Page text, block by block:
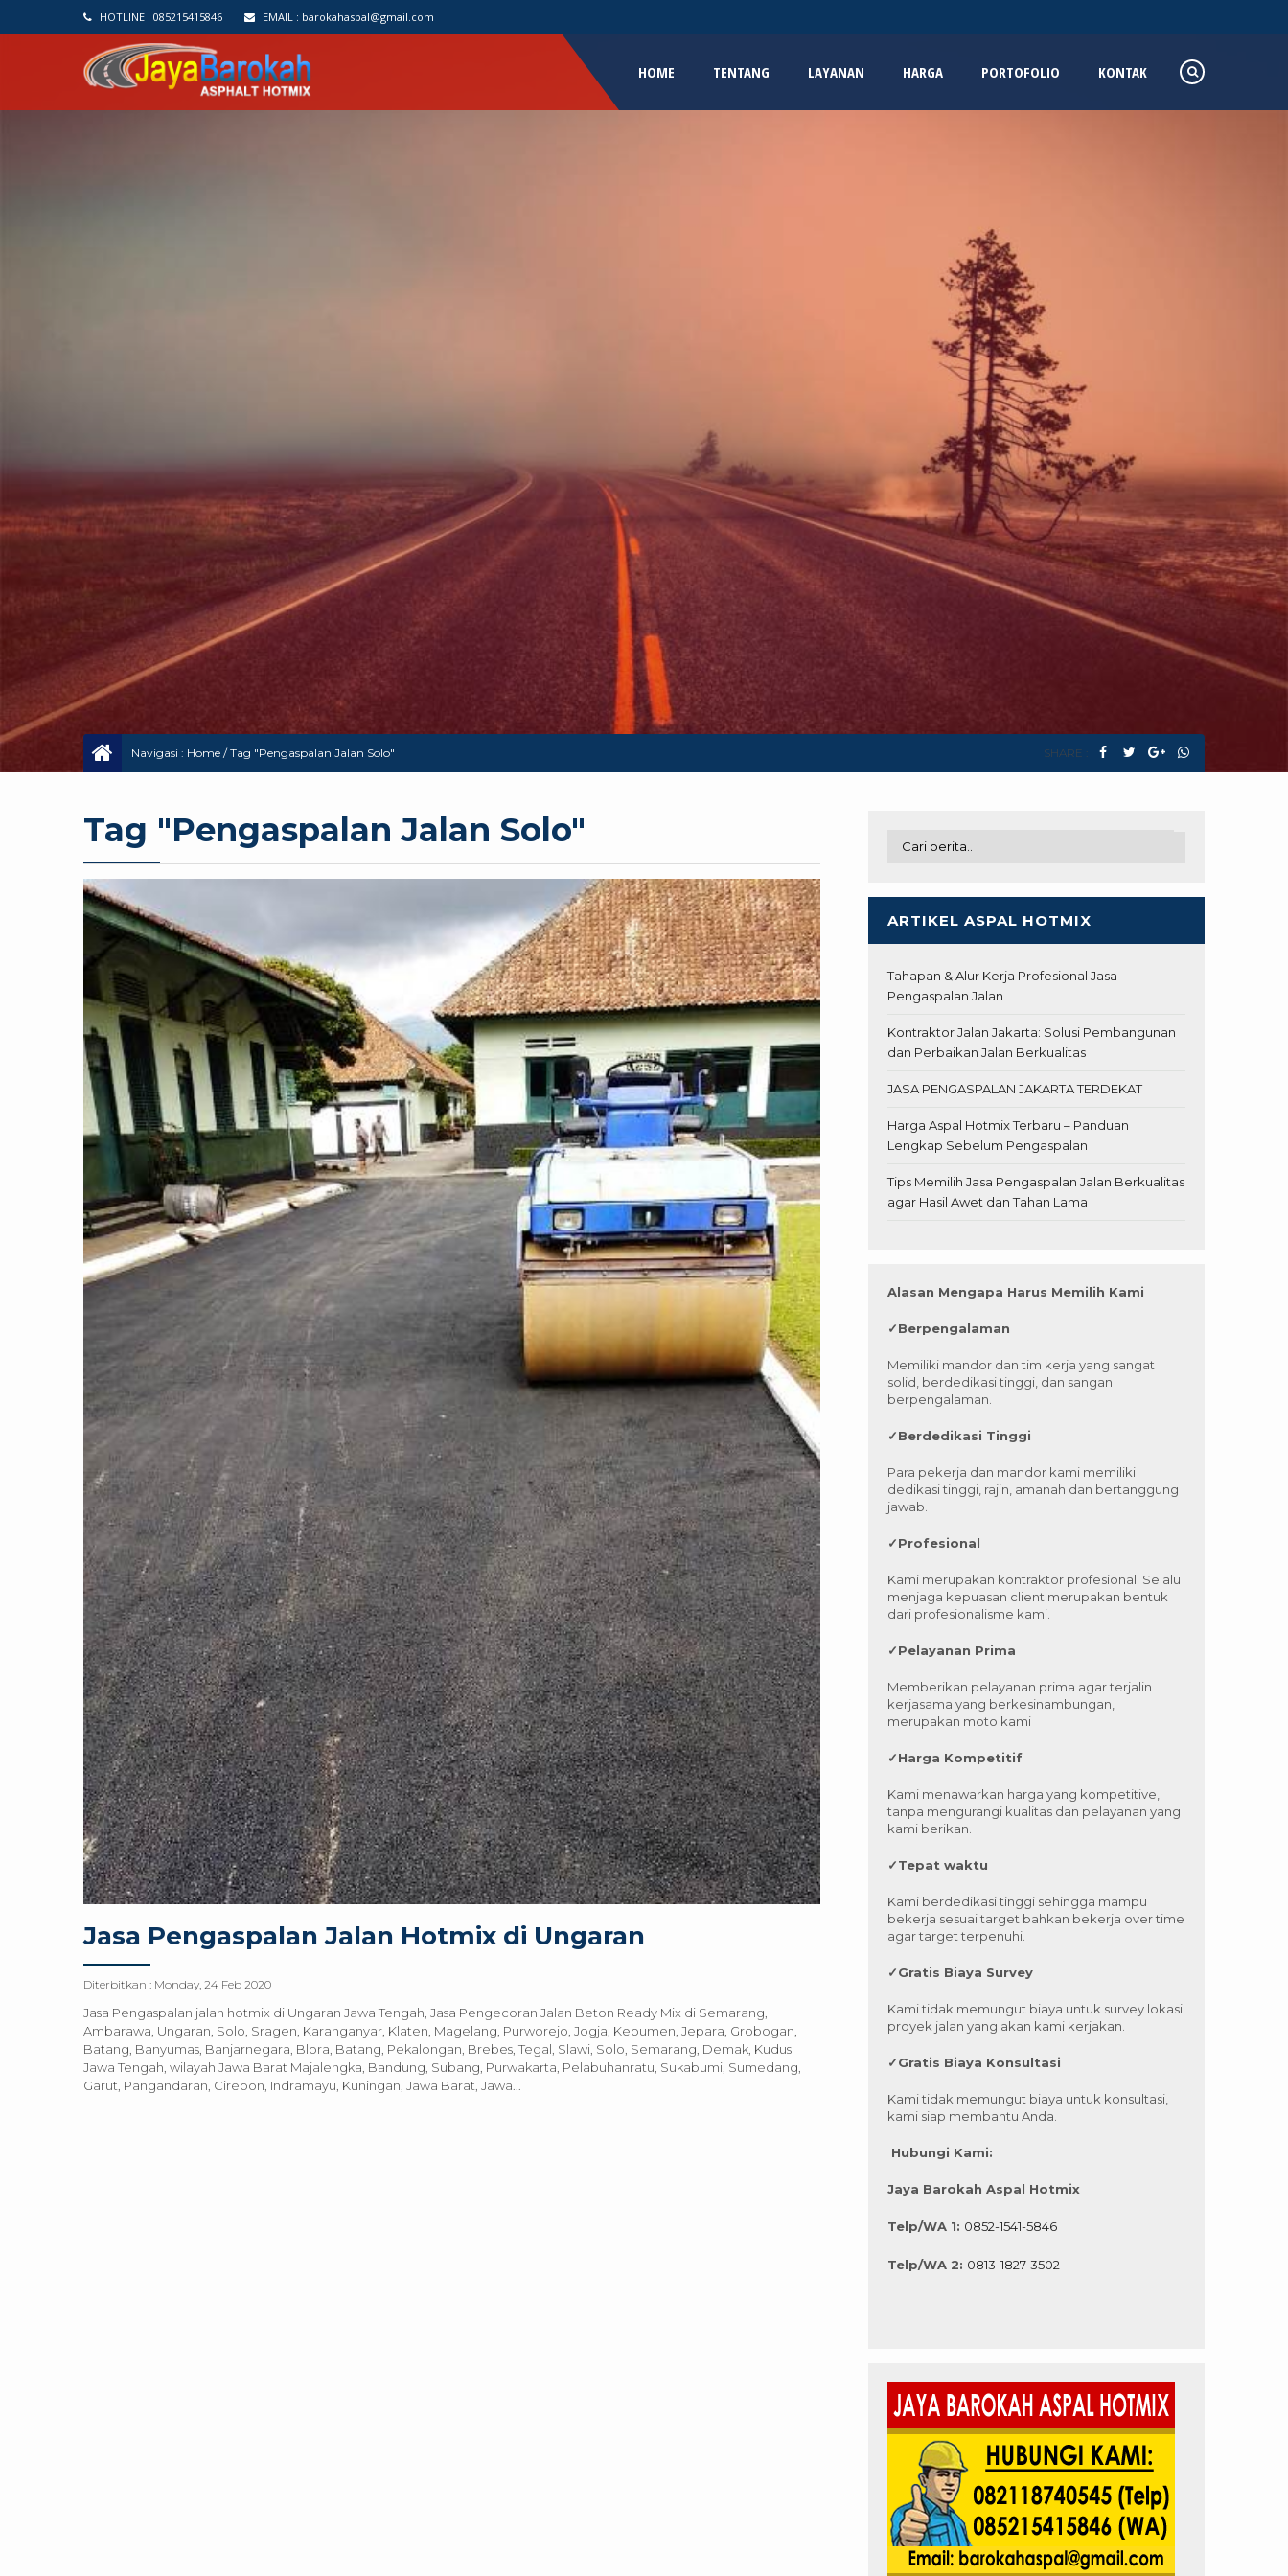
HOTLINE : 085215415846 EMAIL : barokahaspal@gmail.com
HOME TENTANG LAYANAN HARGA PORTOFOLIO KONTAK
Navigasi : Home /Tag "Pengaspalan Jalan Solo" SHARE :
Tag "Pengaspalan Jalan Solo"
Jasa Pengaspalan Jalan Hotmix di Ungaran
Diterbitkan : Monday, 24 Feb 2020
Jasa Pengaspalan jalan hotmix di Ungaran Jawa Tengah, Jasa Pengecoran Jalan Beton Ready Mix di Semarang,
Ambarawa, Ungaran, Solo, Sragen, Karanganyar, Klaten, Magelang, Purworejo, Jogja, Kebumen, Jepara, Grobogan,
Batang, Banyumas, Banjarnegara, Blora, Batang, Pekalongan, Brebes, Tegal, Slawi, Solo, Semarang, Demak, Kudus
Jawa Tengah, wilayah Jawa Barat Majalengka, Bandung, Subang, Purwakarta, Pelabuhanratu, Sukabumi, Sumedang,
Garut, Pangandaran, Cirebon, Indramayu, Kuningan, Jawa Barat, Jawa...
ARTIKEL ASPAL HOTMIX
Tahapan & Alur Kerja Profesional Jasa
Pengaspalan Jalan
Kontraktor Jalan Jakarta: Solusi Pembangunan
dan Perbaikan Jalan Berkualitas
JASA PENGASPALAN JAKARTA TERDEKAT
Harga Aspal Hotmix Terbaru – Panduan
Lengkap Sebelum Pengaspalan
Tips Memilih Jasa Pengaspalan Jalan Berkualitas
agar Hasil Awet dan Tahan Lama
Alasan Mengapa Harus Memilih Kami
✓Berpengalaman
Memiliki mandor dan tim kerja yang sangat
solid, berdedikasi tinggi, dan sangan
berpengalaman.
✓Berdedikasi Tinggi
Para pekerja dan mandor kami memiliki
dedikasi tinggi, rajin, amanah dan bertanggung
jawab.
✓Profesional
Kami merupakan kontraktor profesional. Selalu
menjaga kepuasan client merupakan bentuk
dari profesionalisme kami.
✓Pelayanan Prima
Memberikan pelayanan prima agar terjalin
kerjasama yang berkesinambungan,
merupakan moto kami
✓Harga Kompetitif
Kami menawarkan harga yang kompetitive,
tanpa mengurangi kualitas dan pelayanan yang
kami berikan.
✓Tepat waktu
Kami berdedikasi tinggi sehingga mampu
bekerja sesuai target bahkan bekerja over time
agar target terpenuhi.
✓Gratis Biaya Survey
Kami tidak memungut biaya untuk survey lokasi
proyek jalan yang akan kami kerjakan.
✓Gratis Biaya Konsultasi
Kami tidak memungut biaya untuk konsultasi,
kami siap membantu Anda.
Hubungi Kami:
Jaya Barokah Aspal Hotmix
Telp/WA 1: 0852-1541-5846
Telp/WA 2: 0813-1827-3502